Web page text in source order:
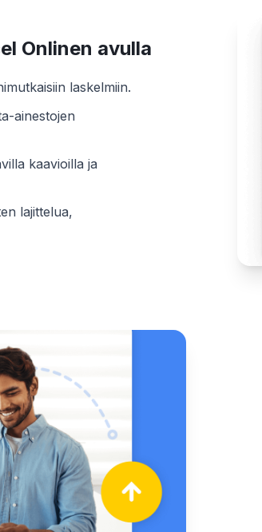
Onlinen avulla
laskelmiin.
ainestojen
kaavioilla ja
lajittelua,